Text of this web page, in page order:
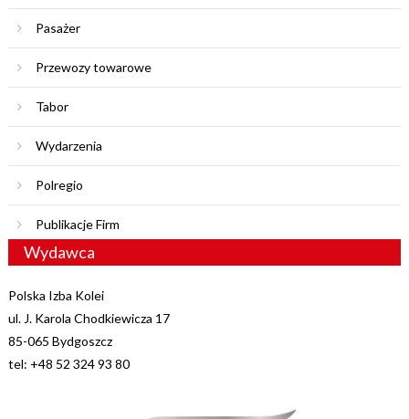
Pasażer
Przewozy towarowe
Tabor
Wydarzenia
Polregio
Publikacje Firm
Wydawca
Polska Izba Kolei
ul. J. Karola Chodkiewicza 17
85-065 Bydgoszcz
tel: +48 52 324 93 80